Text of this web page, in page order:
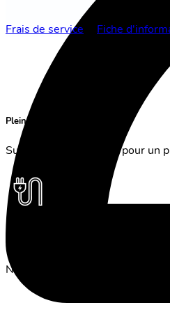
Frais de service Fiche
Pleine vitesse de 500 Mbit/s
Surfe confortablement pour un
Nous ne te laissons pas